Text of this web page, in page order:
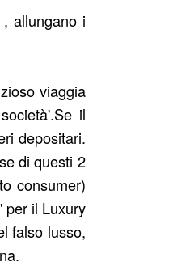
allungano i
viaggia
il
depositari.
di questi 2
consumer)
per il Luxury
falso lusso,